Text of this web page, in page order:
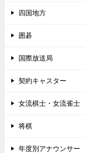
四国地方
囲碁
国際放送局
契約キャスター
女流棋士・女流雀士
将棋
年度別アナウンサー